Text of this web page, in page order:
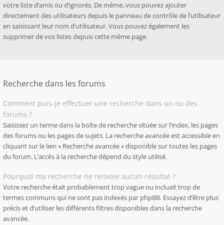
votre liste d’amis ou d’ignorés. De même, vous pouvez ajouter
directement des utilisateurs depuis le panneau de contrôle de l’utilisateur
en saisissant leur nom d’utilisateur. Vous pouvez également les
supprimer de vos listes depuis cette même page.
Recherche dans les forums
Comment puis-je effectuer une recherche dans un ou des
forums ?
Saisissez un terme dans la boîte de recherche située sur l’index, les pages
des forums ou les pages de sujets. La recherche avancée est accessible en
cliquant sur le lien « Recherche avancée » disponible sur toutes les pages
du forum. L’accès à la recherche dépend du style utilisé.
Pourquoi ma recherche ne renvoie aucun résultat ?
Votre recherche était probablement trop vague ou incluait trop de
termes communs qui ne sont pas indexés par phpBB. Essayez d’être plus
précis et d’utiliser les différents filtres disponibles dans la recherche
avancée.